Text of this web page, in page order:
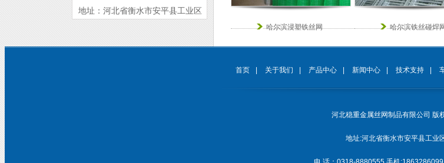
地址：河北省衡水市安平县工业区
哈尔滨浸塑铁丝网 哈尔滨铁丝碰焊
首页 关于我们 产品中心 新闻中心 技术支持
河北稳重金属丝网制品有限公司 版
地址:河北省衡水市安平县工业